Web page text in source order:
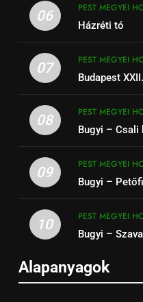
06
PEST MEGYEI
Házréti tó
07
PEST MEGYEI
Budapest
08
PEST MEGYEI
Bugyi – Csali
09
PEST MEGYEI
Bugyi –
10
PEST MEGYEI
Bugyi –
Alapanyagok